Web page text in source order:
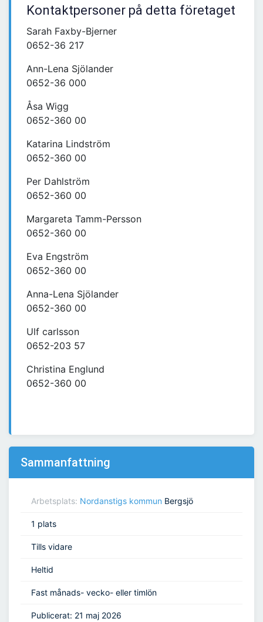
Kontaktpersoner på detta företaget
Sarah Faxby-Bjerner
0652-36 217
Ann-Lena Sjölander
0652-36 000
Åsa Wigg
0652-360 00
Katarina Lindström
0652-360 00
Per Dahlström
0652-360 00
Margareta Tamm-Persson
0652-360 00
Eva Engström
0652-360 00
Anna-Lena Sjölander
0652-360 00
Ulf carlsson
0652-203 57
Christina Englund
0652-360 00
Sammanfattning
Arbetsplats: Nordanstigs kommun Bergsjö
1 plats
Tills vidare
Heltid
Fast månads- vecko- eller timlön
Publicerat: 21 maj 2026